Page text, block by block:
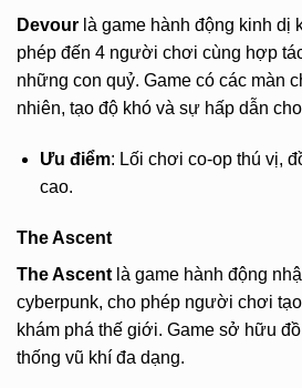
Devour là game hành động kinh dị
phép đến 4 người chơi cùng hợp
những con quỷ. Game có các màn
nhiên, tạo độ khó và sự hấp dẫn
Ưu điểm: Lối chơi co-op thú vị,
cao.
The Ascent
The Ascent là game hành động
cyberpunk, cho phép người chơi
khám phá thế giới. Game sở hữu
thống vũ khí đa dạng.